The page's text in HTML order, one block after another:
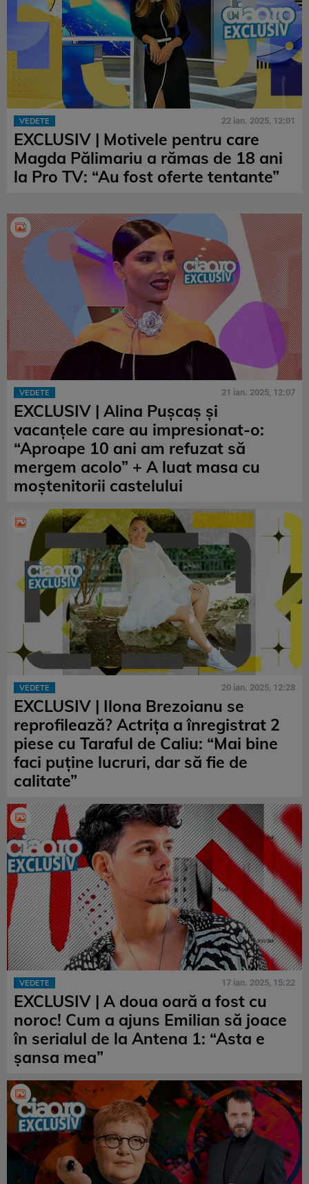
VEDETE 22 ian. 2025, 12:01
EXCLUSIV | Motivele pentru care
Magda Pălimariu a rămas de 18 ani
la Pro TV: “Au fost oferte tentante”
VEDETE 21 ian. 2025, 12:07
EXCLUSIV | Alina Pușcaș și
vacanțele care au impresionat-o:
“Aproape 10 ani am refuzat să
mergem acolo” + A luat masa cu
moștenitorii castelului
VEDETE 20 ian. 2025, 12:28
EXCLUSIV | Ilona Brezoianu se
reprofilează? Actrița a înregistrat 2
piese cu Taraful de Caliu: “Mai bine
faci puține lucruri, dar să fie de
calitate”
VEDETE 17 ian. 2025, 15:22
EXCLUSIV | A doua oară a fost cu
noroc! Cum a ajuns Emilian să joace
în serialul de la Antena 1: “Asta e
șansa mea”